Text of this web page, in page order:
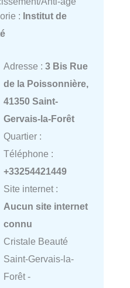
: Institut de
Adresse : 3 Bis Rue
de la Poissonnière,
41350 Saint-
Gervais-la-Forêt
Quartier :
Téléphone :
+33254421449
Site internet :
Aucun site internet
connu
Cristale Beauté
Saint-Gervais-la-
Forêt -